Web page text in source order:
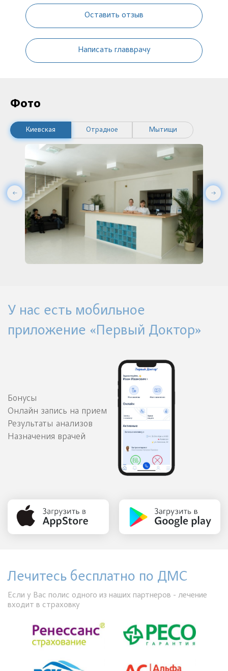
Оставить отзыв
Написать главврачу
Фото
Киевская Отрадное Мытищи
У нас есть мобильное
приложение «Первый Доктор»
Бонусы
Онлайн запись на прием
Результаты анализов
Назначения врачей
Лечитесь бесплатно по ДМС
Если у Вас полис одного из наших партнеров - лечение
входит в страховку